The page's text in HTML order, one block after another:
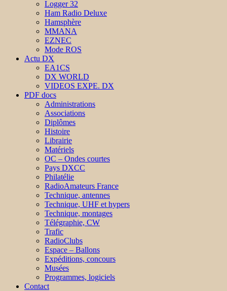
Logger 32
Ham Radio Deluxe
Hamsphère
MMANA
EZNEC
Mode ROS
Actu DX
EA1CS
DX WORLD
VIDEOS EXPE. DX
PDF docs
Administrations
Associations
Diplômes
Histoire
Librairie
Matériels
OC – Ondes courtes
Pays DXCC
Philatélie
RadioAmateurs France
Technique, antennes
Technique, UHF et hypers
Technique, montages
Télégraphie, CW
Trafic
RadioClubs
Espace – Ballons
Expéditions, concours
Musées
Programmes, logiciels
Contact